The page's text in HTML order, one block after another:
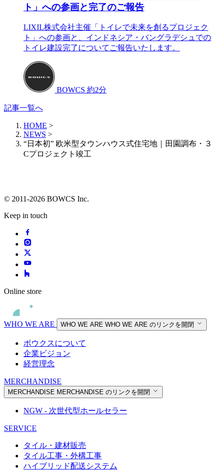
ト」への参画と完了のご報告
LIXIL株式会社主催「トイレで未来を創るプロジェク
ト」への参画と、インドネシア・バングラデシュでの
トイレ建設完了についてご報告いたします。
BOWCS 約2分
記事一覧へ
HOME >
NEWS >
“日本初” 欧米型タウンハウス式住宅地｜田園調布・３
Cプロジェクト竣工
© 2011-2026 BOWCS Inc.
Keep in touch
Online store
WHO WE ARE WHO WE ARE WHO WE ARE のリンクを開閉
ボウクスについて
企業ビジョン
経営理念
MERCHANDISE
MERCHANDISE MERCHANDISE のリンクを開閉
NGW - 次世代型ホールセラー
SERVICE
タイル・建材販売
タイル工事・外構工事
ハイブリッド配送システム